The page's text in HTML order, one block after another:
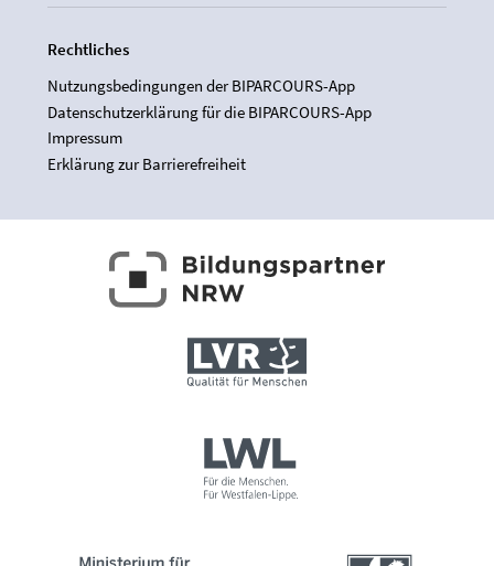
Rechtliches
Nutzungsbedingungen der BIPARCOURS-App
Datenschutzerklärung für die BIPARCOURS-App
Impressum
Erklärung zur Barrierefreiheit